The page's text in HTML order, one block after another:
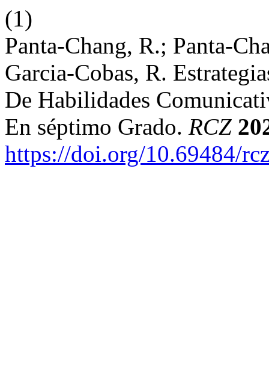
(1)
Panta-Chang, R.; Panta-
Garcia-Cobas, R.
De Habilidades
En séptimo Grado. RCZ
https://doi.org/10.69484/